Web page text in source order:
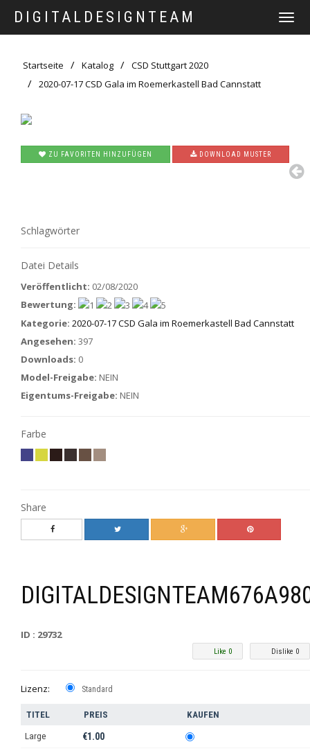
DIGITALDESIGNTEAM
TOGGLE
Startseite Katalog
CSD Stuttgart 2020
2020-07-17 CSD Gala im Roemerkastell Bad Cannstatt
ZU FAVORITEN HINZUFÜGEN DOWNLOAD MUSTER
Schlagwörter
Datei Details
Veröffentlicht: 02/08/2020
Bewertung:
Kategorie: 2020-07-17 CSD Gala im Roemerkastell Bad Cannstatt
Angesehen: 397
Downloads: 0
Model-Freigabe: NEIN
Eigentums-Freigabe: NEIN
Farbe
Share
ID : 29732
Dislike 0
Like 0
Lizenz: Standard
TITEL PREIS KAUFEN
Large €1.00